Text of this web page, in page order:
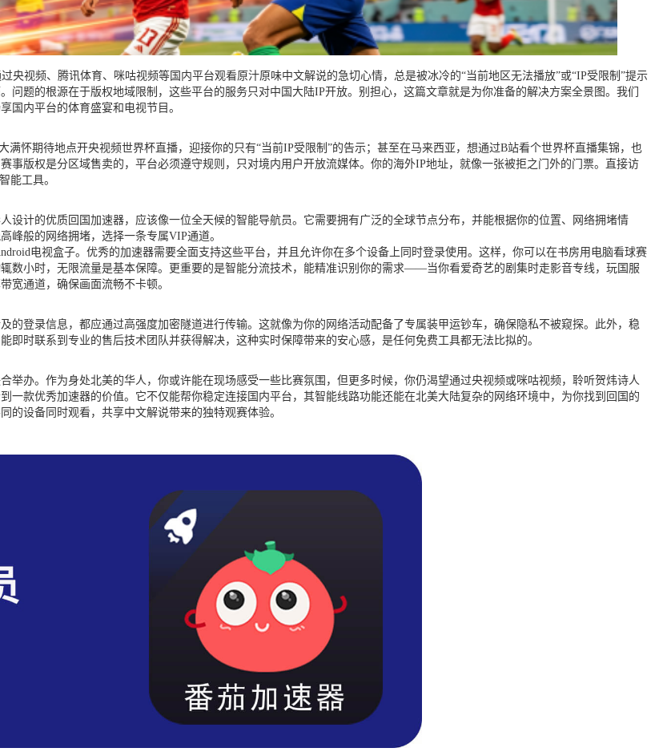
视频、腾讯体育、咪咕视频等国内平台观看原汁原味中文解说的急切心情，总是被冰冷的“当前地区无法播放”或“IP受限制”提示
题的根源在于版权地域限制，这些平台的服务只对中国大陆IP开放。别担心，这篇文章就是为你准备的解决方案全景图。我们
国内平台的体育盛宴和电视节目。
怀期待地点开央视频世界杯直播，迎接你的只有“当前IP受限制”的告示；甚至在马来西亚，想通过B站看个世界杯直播集锦，也
事版权是分区域售卖的，平台必须遵守规则，只对境内用户开放流媒体。你的海外IP地址，就像一张被拒之门外的门票。直接访
能工具。
设计的优质回国加速器，应该像一位全天候的智能导航员。它需要拥有广泛的全球节点分布，并能根据你的位置、网络拥堵情
峰般的网络拥堵，选择一条专属VIP通道。
电视盒子。优秀的加速器需要全面支持这些平台，并且允许你在多个设备上同时登录使用。这样，你可以在书房用电脑看球赛
数小时，无限流量是基本保障。更重要的是智能分流技术，能精准识别你的需求——当你看爱奇艺的剧集时走影音专线，玩国服
宽通道，确保画面流畅不卡顿。
的登录信息，都应通过高强度加密隧道进行传输。这就像为你的网络活动配备了专属装甲运钞车，确保隐私不被窥探。此外，稳
时联系到专业的售后技术团队并获得解决，这种实时保障带来的安心感，是任何免费工具都无法比拟的。
举办。作为身处北美的华人，你或许能在现场感受一些比赛氛围，但更多时候，你仍渴望通过央视频或咪咕视频，聆听贺炜诗人
一款优秀加速器的价值。它不仅能帮你稳定连接国内平台，其智能线路功能还能在北美大陆复杂的网络环境中，为你找到回国的
的设备同时观看，共享中文解说带来的独特观赛体验。